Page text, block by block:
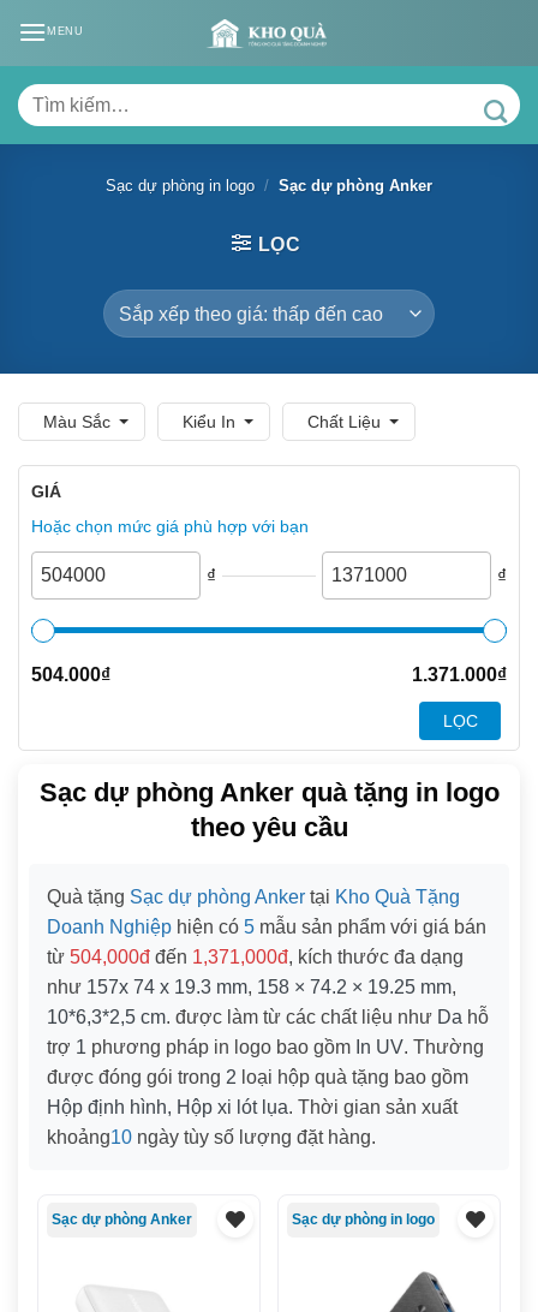
MENU
Tìm
kiếm:
Sạc dự phòng in logo / Sạc dự phòng Anker
LỌC
Màu Sắc Kiểu In Chất Liệu
GIÁ
Hoặc chọn mức giá phù hợp với bạn
₫ ₫
504.000₫ 1.371.000₫
LỌC
Sạc dự phòng Anker quà tặng in logo
theo yêu cầu
Quà tặng Sạc dự phòng Anker tại Kho Quà Tặng
Doanh Nghiệp hiện có 5 mẫu sản phẩm với giá bán
từ 504,000đ đến 1,371,000đ, kích thước đa dạng
như 157x 74 x 19.3 mm, 158 × 74.2 × 19.25 mm,
10*6,3*2,5 cm. được làm từ các chất liệu như Da hỗ
trợ 1 phương pháp in logo bao gồm In UV. Thường
được đóng gói trong 2 loại hộp quà tặng bao gồm
Hộp định hình, Hộp xi lót lụa. Thời gian sản xuất
khoảng10 ngày tùy số lượng đặt hàng.
Sạc dự phòng Anker Sạc dự phòng in logo